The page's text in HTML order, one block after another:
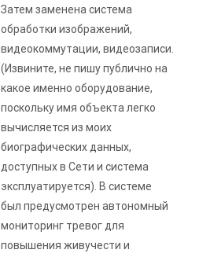
Затем заменена система
обработки изображений,
видеокоммутации, видеозаписи.
(Извините, не пишу публично на
какое именно оборудование,
поскольку имя объекта легко
вычисляется из моих
биографических данных,
доступных в Сети и система
эксплуатируется). В системе
был предусмотрен автономный
мониторинг тревог для
повышения живучести и